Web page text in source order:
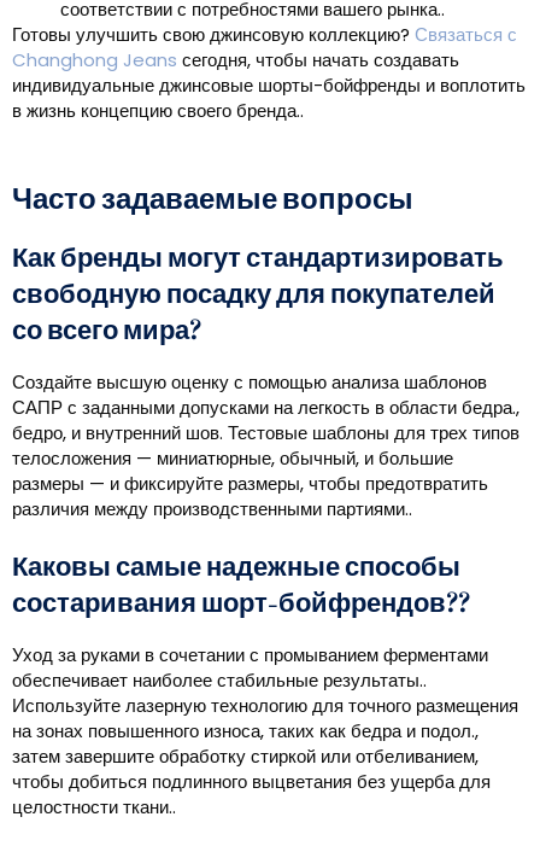
соответствии с потребностями вашего рынка..
Готовы улучшить свою джинсовую коллекцию? Связаться с
Changhong Jeans сегодня, чтобы начать создавать
индивидуальные джинсовые шорты-бойфренды и воплотить
в жизнь концепцию своего бренда..
Часто задаваемые вопросы
Как бренды могут стандартизировать
свободную посадку для покупателей
со всего мира?
Создайте высшую оценку с помощью анализа шаблонов
САПР с заданными допусками на легкость в области бедра.,
бедро, и внутренний шов. Тестовые шаблоны для трех типов
телосложения — миниатюрные, обычный, и большие
размеры — и фиксируйте размеры, чтобы предотвратить
различия между производственными партиями..
Каковы самые надежные способы
состаривания шорт-бойфрендов??
Уход за руками в сочетании с промыванием ферментами
обеспечивает наиболее стабильные результаты..
Используйте лазерную технологию для точного размещения
на зонах повышенного износа, таких как бедра и подол.,
затем завершите обработку стиркой или отбеливанием,
чтобы добиться подлинного выцветания без ущерба для
целостности ткани..